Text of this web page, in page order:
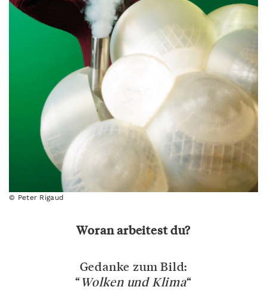
© Peter Rigaud
Woran arbeitest du?
Gedanke zum Bild:
“Wolken und Klima“